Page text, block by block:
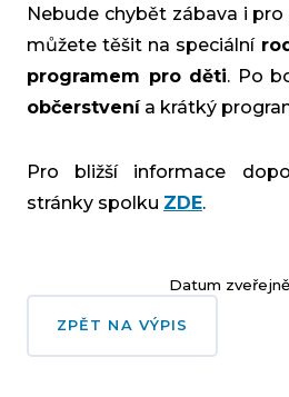
Nebude chybět zábava i
můžete těšit na speciální
programem pro děti. Po
občerstvenía krátký
Pro bližší informace
stránky spolku ZDE.
Datum
ZPĚT NA VÝPIS